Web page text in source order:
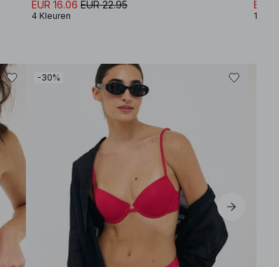
EUR 16.06 EUR 22.95
4 Kleuren
EUR
10
-30%